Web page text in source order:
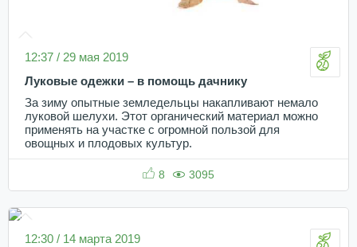
12:37 / 29 мая 2019
Луковые одежки – в помощь дачнику
За зиму опытные земледельцы накапливают немало
луковой шелухи. Этот органический материал можно
применять на участке с огромной пользой для
овощных и плодовых культур.
8 3095
12:30 / 14 марта 2019